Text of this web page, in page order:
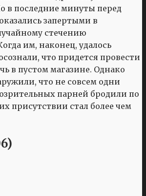
в последние минуты перед
запертыми в
стечению
им, наконец, удалось
что придется провести
в пустом магазине. Однако
что не совсем одни
парней бродили по
присутствии стал более чем